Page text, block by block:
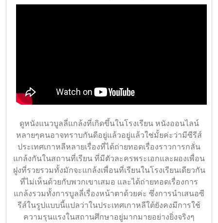
ดูหนังแนวบูลลี่แกล้งที่เกิดขึ้นในโรงเรียน หนังออนไลน์
หลายๆคนอาจทราบกันดีอยู่แล้วอยู่แล้วใช่มั้ยค่ะว่ามีซีรีส์
ประเทศเกาหลีหลายเรื่องที่ได้ถ่ายทอดเรื่องราวการกลั่น
แกล้งกันในสถานที่เรียน ที่มีตัวละครพระเอกและผองเพื่อน
ฝูงที่รวยรวมทั้งมักจะแกล้งเพื่อนที่เรียนในโรงเรียนเดียวกัน
ที่ไม่เห็นด้วยกับพวกเขาเสมอ และได้ถ่ายทอดเรื่องการ
แกล้งรวมทั้งการบูลลี่เรื่องหน้าตาด้วยค่ะ ซึ่งการนำเสนอซี
รีส์ในรูปแบบนี้แปลว่าในประเทศเกาหลีใต้ยังคงมีการใช้
ความรุนแรงในสถานศึกษาอยู่มากมายอย่างยิ่งจริงๆ